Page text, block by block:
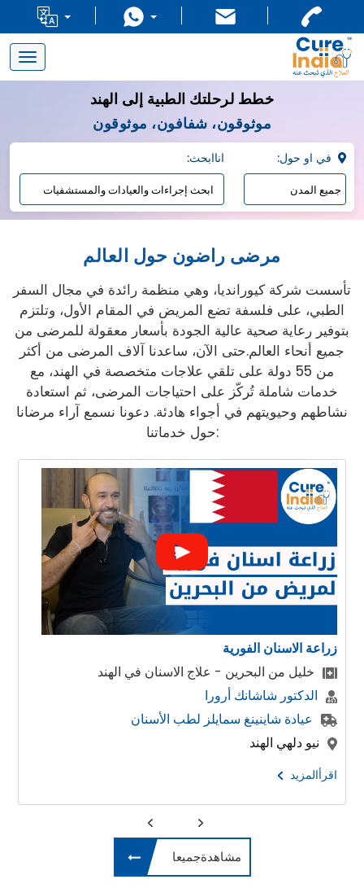
Toggle
navigation
خطط لرحلتك الطبية إلى الهند
موثوقون، شفافون، موثوقون
:اناابحث
مرضى راضون حول العالم
تأسست شركة كيورانديا، وهي منظمة رائدة في مجال السفر
الطبي، على فلسفة تضع المريض في المقام الأول، وتلتزم
بتوفير رعاية صحية عالية الجودة بأسعار معقولة للمرضى من
جميع أنحاء العالم.حتى الآن، ساعدنا آلاف المرضى من أكثر
من 55 دولة على تلقي علاجات متخصصة في الهند، مع
خدمات شاملة تُركّز على احتياجات المرضى، ثم استعادة
نشاطهم وحيويتهم في أجواء هادئة. دعونا نسمع آراء مرضانا
حول خدماتنا:
زراعة الاسنان الفورية
خليل من البحرين - علاج الاسنان في الهند
الدكتور شاشانك أرورا
عيادة شاينينغ سمايلز لطب الأسنان
نيو دلهي الهند
اقرأالمزيد
مشاهدةجميعا